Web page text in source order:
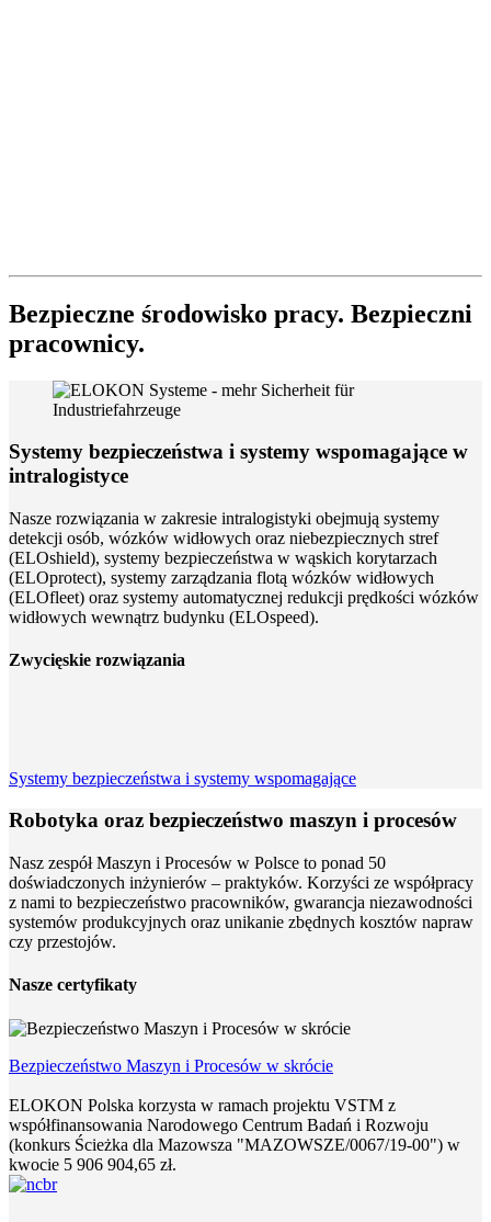
Bezpieczne środowisko pracy. Bezpieczni
pracownicy.
Systemy bezpieczeństwa i systemy wspomagające w
intralogistyce
Nasze rozwiązania w zakresie intralogistyki obejmują systemy
detekcji osób, wózków widłowych oraz niebezpiecznych stref
(ELOshield), systemy bezpieczeństwa w wąskich korytarzach
(ELOprotect), systemy zarządzania flotą wózków widłowych
(ELOfleet) oraz systemy automatycznej redukcji prędkości wózków
widłowych wewnątrz budynku (ELOspeed).
Zwycięskie rozwiązania
Systemy bezpieczeństwa i systemy wspomagające
Robotyka oraz bezpieczeństwo maszyn i procesów
Nasz zespół Maszyn i Procesów w Polsce to ponad 50
doświadczonych inżynierów – praktyków. Korzyści ze współpracy
z nami to bezpieczeństwo pracowników, gwarancja niezawodności
systemów produkcyjnych oraz unikanie zbędnych kosztów napraw
czy przestojów.
Nasze certyfikaty
Bezpieczeństwo Maszyn i Procesów w skrócie
ELOKON Polska korzysta w ramach projektu VSTM z
współfinansowania Narodowego Centrum Badań i Rozwoju
(konkurs Ścieżka dla Mazowsza "MAZOWSZE/0067/19-00") w
kwocie 5 906 904,65 zł.